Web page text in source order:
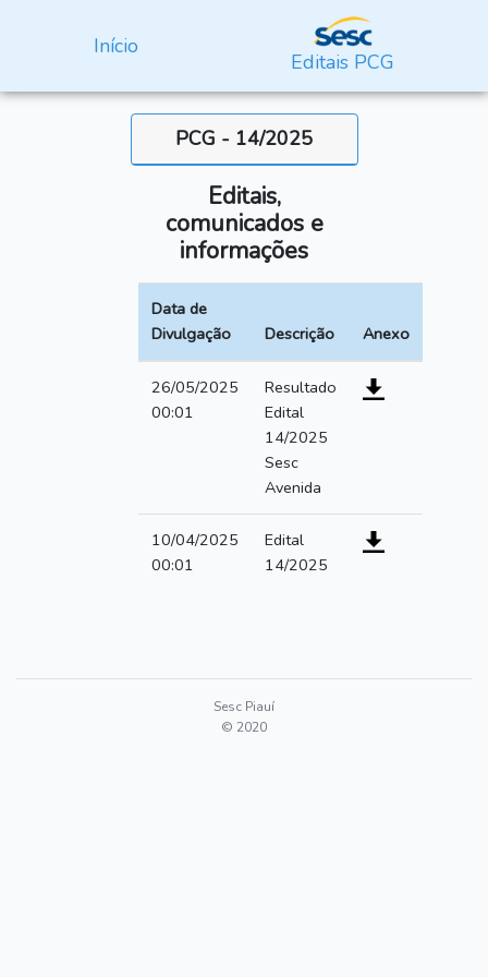
Início
Editais PCG
PCG - 14/2025
Editais,
comunicados e
informações
Data de
Divulgação
Descrição Anexo
26/05/2025
00:01
Resultado
Edital
14/2025
Sesc
Avenida
10/04/2025
00:01
Edital
14/2025
Sesc Piauí
© 2020